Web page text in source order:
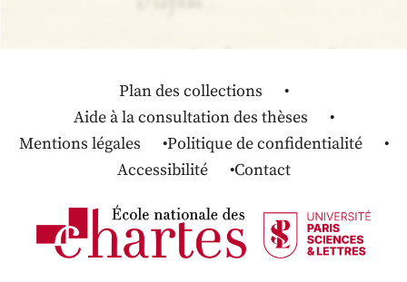
Plan des collections
Aide à la consultation des thèses
Mentions légales
Politique de confidentialité
Accessibilité
Contact